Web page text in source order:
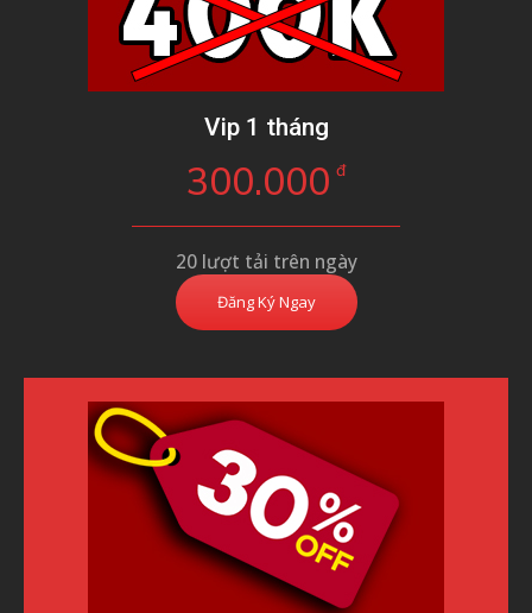
Vip 1 tháng
300.000 đ
20 lượt tải trên ngày
Đăng Ký Ngay